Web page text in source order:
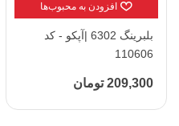
افزودن به محبوب‌ها
بلبرینگ 6302 |آپکو - کد
110606
209,300 تومان